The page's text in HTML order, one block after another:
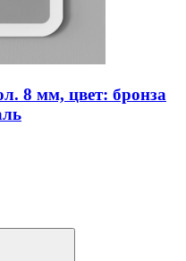
8 мм, цвет: бронза